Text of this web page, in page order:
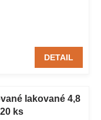
DETAIL
lakované 4,8
ks